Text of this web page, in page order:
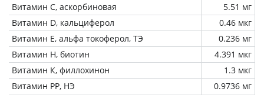
Витамин C, аскорбиновая
5.51 мг
Витамин D, кальциферол
0.46 мкг
Витамин Е, альфа токоферол, ТЭ
0.236 мг
Витамин Н, биотин
4.391 мкг
Витамин К, филлохинон
1.3 мкг
Витамин РР, НЭ
0.9736 мг